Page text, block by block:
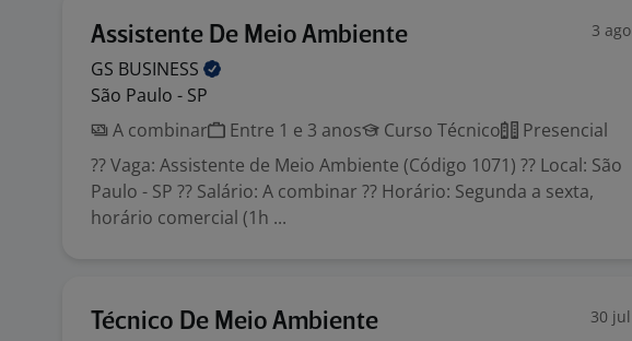
Assistente De Meio Ambiente 3 ago
GS BUSINESS
São Paulo - SP
A combinar
Entre 1 e 3 anos Curso Técnico
Presencial
?? Vaga: Assistente de Meio Ambiente (Código 1071) ?? Local: São
Paulo - SP ?? Salário: A combinar ?? Horário: Segunda a sexta,
horário comercial (1h ...
Técnico De Meio Ambiente 30 jul